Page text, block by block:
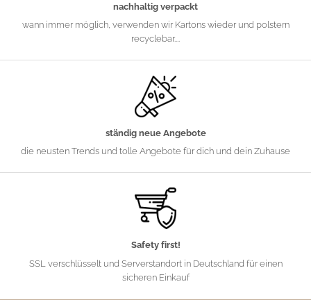
nachhaltig verpackt
wann immer möglich, verwenden wir Kartons wieder und polstern
recyclebar....
ständig neue Angebote
die neusten Trends und tolle Angebote für dich und dein Zuhause
Safety first!
SSL verschlüsselt und Serverstandort in Deutschland für einen
sicheren Einkauf